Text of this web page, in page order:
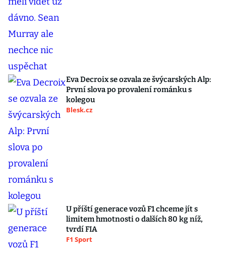
Eva Decroix se ozvala ze švýcarských Alp:
První slova po provalení románku s
kolegou
Blesk.cz
U příští generace vozů F1 chceme jít s
limitem hmotnosti o dalších 80 kg níž,
tvrdí FIA
F1 Sport